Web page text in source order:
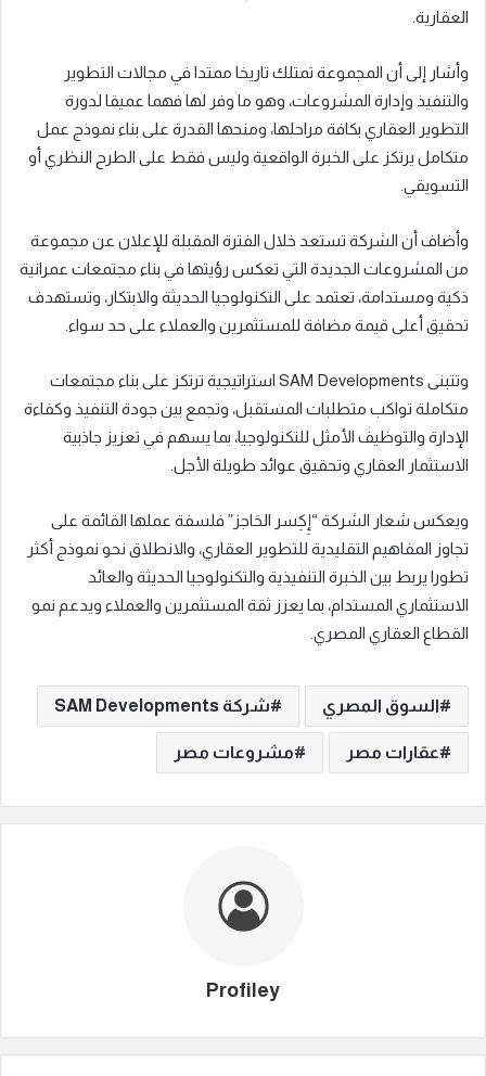
العقارية.
وأشار إلى أن المجموعة تمتلك تاريخا ممتدا في مجالات التطوير
والتنفيذ وإدارة المشروعات، وهو ما وفر لها فهما عميقا لدورة
التطوير العقاري بكافة مراحلها، ومنحها القدرة على بناء نموذج عمل
متكامل يرتكز على الخبرة الواقعية وليس فقط على الطرح النظري أو
التسويقي.
وأضاف أن الشركة تستعد خلال الفترة المقبلة للإعلان عن مجموعة
من المشروعات الجديدة التي تعكس رؤيتها في بناء مجتمعات عمرانية
ذكية ومستدامة، تعتمد على التكنولوجيا الحديثة والابتكار، وتستهدف
تحقيق أعلى قيمة مضافة للمستثمرين والعملاء على حد سواء.
وتتبنى SAM Developments استراتيجية ترتكز على بناء مجتمعات
متكاملة تواكب متطلبات المستقبل، وتجمع بين جودة التنفيذ وكفاءة
الإدارة والتوظيف الأمثل للتكنولوجيا، بما يسهم في تعزيز جاذبية
الاستثمار العقاري وتحقيق عوائد طويلة الأجل.
ويعكس شعار الشركة “إِكِسر الحَاجز” فلسفة عملها القائمة على
تجاوز المفاهيم التقليدية للتطوير العقاري، والانطلاق نحو نموذج أكثر
تطورا يربط بين الخبرة التنفيذية والتكنولوجيا الحديثة والعائد
الاستثماري المستدام، بما يعزز ثقة المستثمرين والعملاء ويدعم نمو
القطاع العقاري المصري.
السوق المصري شركة SAM Developments
عقارات مصر مشروعات مصر
Profiley